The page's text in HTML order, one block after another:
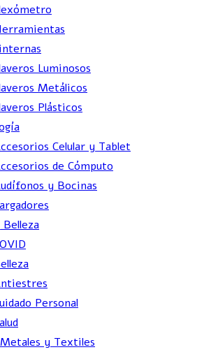
Luminosos
Metálicos
Plásticos
Celular y Tablet
de Cómputo
y Bocinas
Belleza
Personal
y Textiles